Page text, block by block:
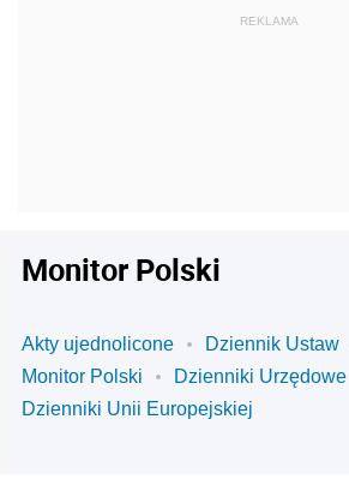
Monitor Polski
Akty ujednolicone
Dziennik Ustaw
Monitor Polski
Dzienniki Urzędowe
Dzienniki Unii Europejskiej